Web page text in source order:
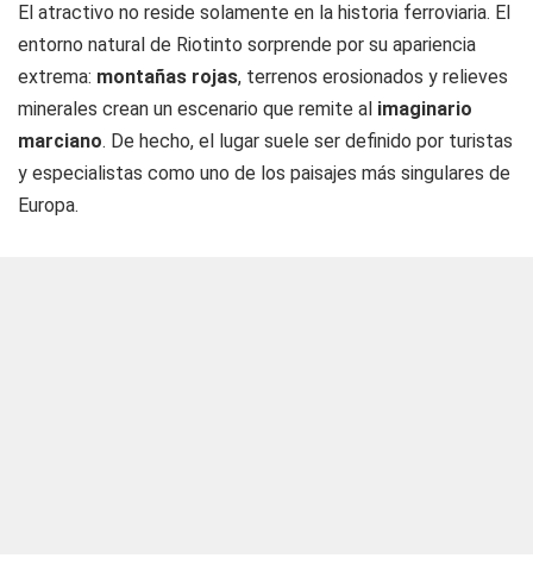
El atractivo no reside solamente en la historia ferroviaria. El
entorno natural de Riotinto sorprende por su apariencia
extrema: montañas rojas, terrenos erosionados y relieves
minerales crean un escenario que remite al imaginario
marciano. De hecho, el lugar suele ser definido por turistas
y especialistas como uno de los paisajes más singulares de
Europa.